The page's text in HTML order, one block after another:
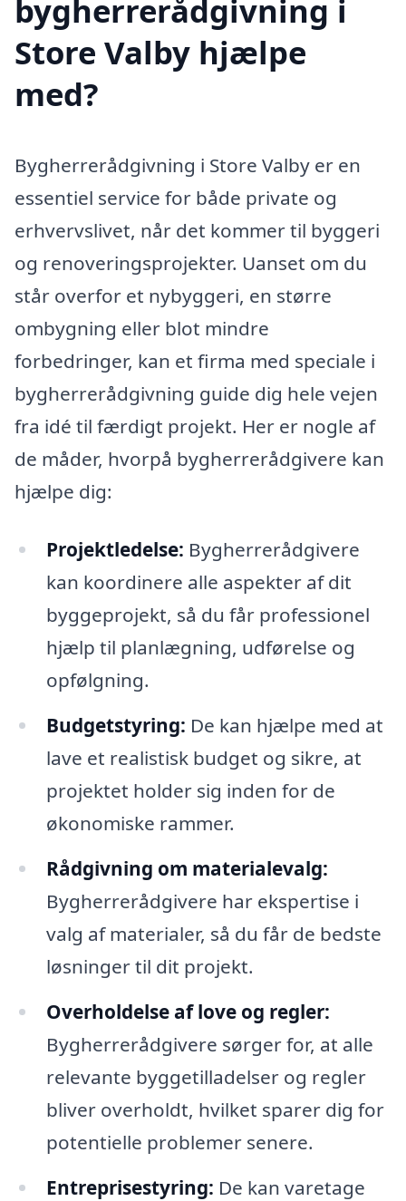
bygherrerådgivning i
Store Valby hjælpe
med?
Bygherrerådgivning i Store Valby er en
essentiel service for både private og
erhvervslivet, når det kommer til byggeri
og renoveringsprojekter. Uanset om du
står overfor et nybyggeri, en større
ombygning eller blot mindre
forbedringer, kan et firma med speciale i
bygherrerådgivning guide dig hele vejen
fra idé til færdigt projekt. Her er nogle af
de måder, hvorpå bygherrerådgivere kan
hjælpe dig:
Projektledelse: Bygherrerådgivere
kan koordinere alle aspekter af dit
byggeprojekt, så du får professionel
hjælp til planlægning, udførelse og
opfølgning.
Budgetstyring: De kan hjælpe med at
lave et realistisk budget og sikre, at
projektet holder sig inden for de
økonomiske rammer.
Rådgivning om materialevalg:
Bygherrerådgivere har ekspertise i
valg af materialer, så du får de bedste
løsninger til dit projekt.
Overholdelse af love og regler:
Bygherrerådgivere sørger for, at alle
relevante byggetilladelser og regler
bliver overholdt, hvilket sparer dig for
potentielle problemer senere.
Entreprisestyring: De kan varetage